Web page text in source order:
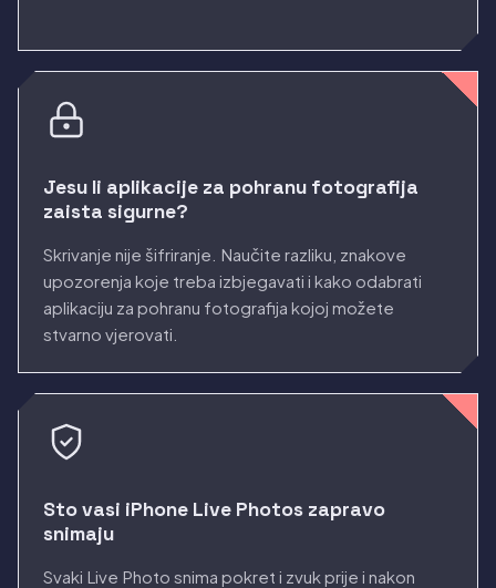
Jesu li aplikacije za pohranu fotografija
zaista sigurne?
Skrivanje nije šifriranje. Naučite razliku, znakove
upozorenja koje treba izbjegavati i kako odabrati
aplikaciju za pohranu fotografija kojoj možete
stvarno vjerovati.
Sto vasi iPhone Live Photos zapravo
snimaju
Svaki Live Photo snima pokret i zvuk prije i nakon